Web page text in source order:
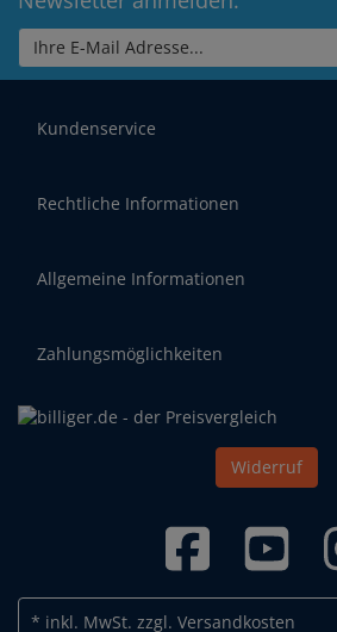
Ihre E-Mail Adresse...
Kundenservice
Rechtliche Informationen
Allgemeine Informationen
Zahlungsmöglichkeiten
Widerruf
* inkl. MwSt. zzgl. Versandkosten